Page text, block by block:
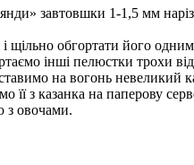
завтовшки 1-1,5 мм
щільно обгортати його
інші пелюстки трохи
на вогонь невеликий
її з казанка на паперову
з овочами.